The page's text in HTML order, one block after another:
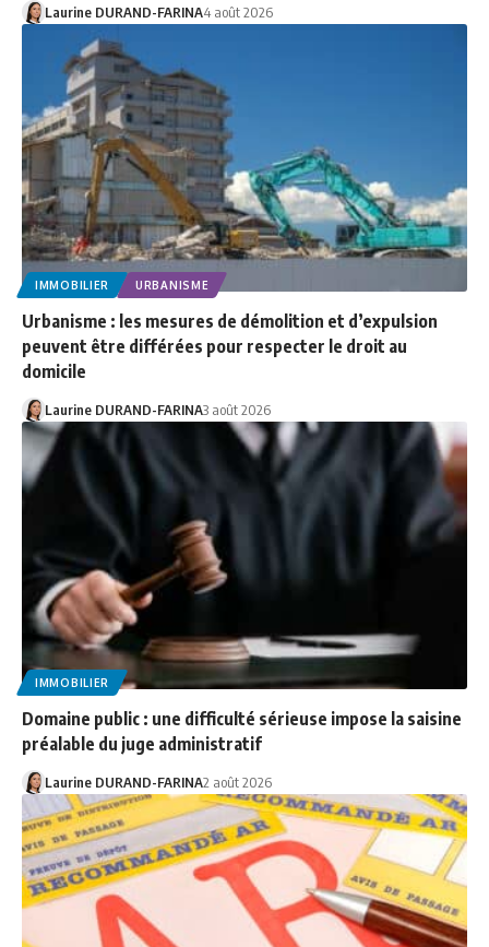
Laurine DURAND-FARINA4 août 2026
IMMOBILIER URBANISME
Urbanisme : les mesures de démolition et d’expulsion
peuvent être différées pour respecter le droit au
domicile
Laurine DURAND-FARINA3 août 2026
IMMOBILIER
Domaine public : une difficulté sérieuse impose la saisine
préalable du juge administratif
Laurine DURAND-FARINA2 août 2026